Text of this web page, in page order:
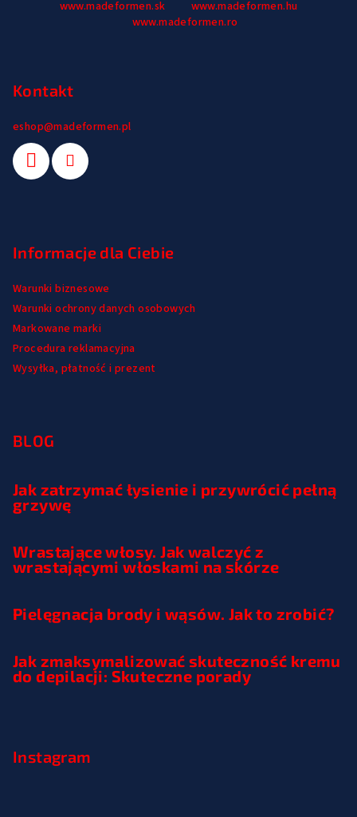
www.madeformen.sk
www.madeformen.hu
www.madeformen.ro
Kontakt
eshop@madeformen.pl
Informacje dla Ciebie
Warunki biznesowe
Warunki ochrony danych osobowych
Markowane marki
Procedura reklamacyjna
Wysyłka, płatność i prezent
BLOG
Jak zatrzymać łysienie i przywrócić pełną
grzywę
Wrastające włosy. Jak walczyć z
wrastającymi włoskami na skórze
Pielęgnacja brody i wąsów. Jak to zrobić?
Jak zmaksymalizować skuteczność kremu
do depilacji: Skuteczne porady
Instagram